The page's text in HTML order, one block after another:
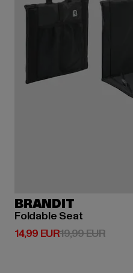
BRANDIT
Foldable Seat
14,99 EUR
Derzeitiger Preis: 14,99 EUR
19,99 EUR